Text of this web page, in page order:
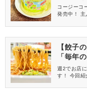
ツが発
コージーコ
発売中！ 主
【餃子
「毎年
メンが
週2でお店
す！ 今回紹